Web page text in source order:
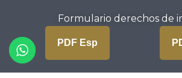
Formulario derechos de
PDF Esp
Artículo añadido al carrito.
0 artículos -